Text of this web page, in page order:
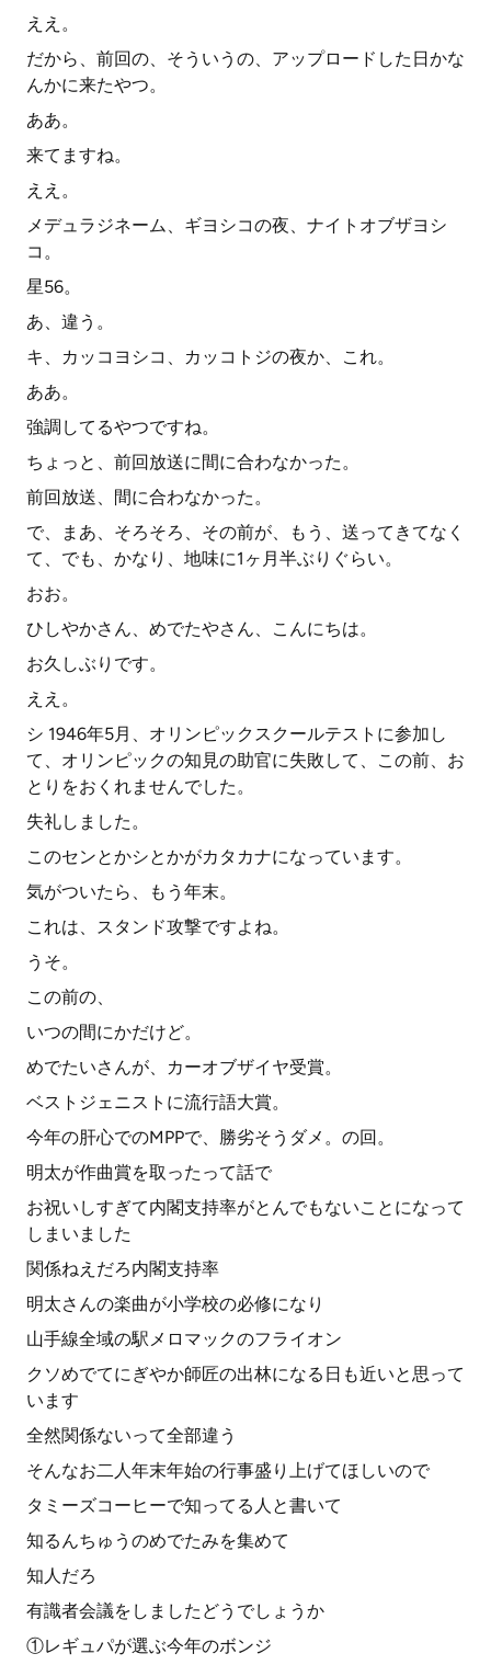
ええ。
だから、前回の、そういうの、アップロードした日かな
んかに来たやつ。
ああ。
来てますね。
ええ。
メデュラジネーム、ギヨシコの夜、ナイトオブザヨシ
コ。
星56。
あ、違う。
キ、カッコヨシコ、カッコトジの夜か、これ。
ああ。
強調してるやつですね。
ちょっと、前回放送に間に合わなかった。
前回放送、間に合わなかった。
で、まあ、そろそろ、その前が、もう、送ってきてなく
て、でも、かなり、地味に1ヶ月半ぶりぐらい。
おお。
ひしやかさん、めでたやさん、こんにちは。
お久しぶりです。
ええ。
シ 1946年5月、オリンピックスクールテストに参加し
て、オリンピックの知見の助官に失敗して、この前、お
とりをおくれませんでした。
失礼しました。
このセンとかシとかがカタカナになっています。
気がついたら、もう年末。
これは、スタンド攻撃ですよね。
うそ。
この前の、
いつの間にかだけど。
めでたいさんが、カーオブザイヤ受賞。
ベストジェニストに流行語大賞。
今年の肝心でのMPPで、勝劣そうダメ。の回。
明太が作曲賞を取ったって話で
お祝いしすぎて内閣支持率がとんでもないことになって
しまいました
関係ねえだろ内閣支持率
明太さんの楽曲が小学校の必修になり
山手線全域の駅メロマックのフライオン
クソめでてにぎやか師匠の出林になる日も近いと思って
います
全然関係ないって全部違う
そんなお二人年末年始の行事盛り上げてほしいので
タミーズコーヒーで知ってる人と書いて
知るんちゅうのめでたみを集めて
知人だろ
有識者会議をしましたどうでしょうか
①レギュパが選ぶ今年のボンジ